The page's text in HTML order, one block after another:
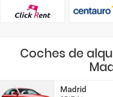
Coches de
Madrid